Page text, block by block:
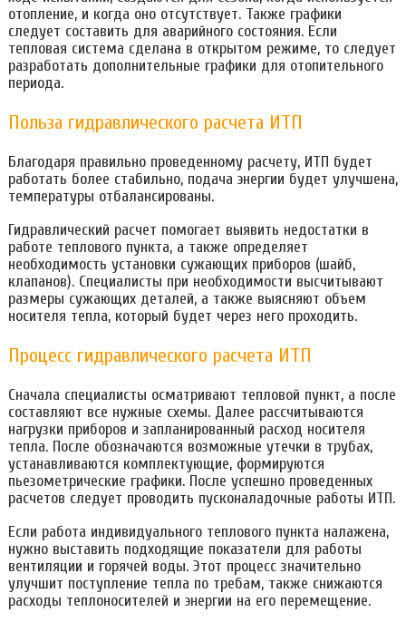
отопление, и когда оно отсутствует. Также графики
следует составить для аварийного состояния. Если
тепловая система сделана в открытом режиме, то следует
разработать дополнительные графики для отопительного
периода.
Польза гидравлического расчета ИТП
Благодаря правильно проведенному расчету, ИТП будет
работать более стабильно, подача энергии будет улучшена,
температуры отбалансированы.
Гидравлический расчет помогает выявить недостатки в
работе теплового пункта, а также определяет
необходимость установки сужающих приборов (шайб,
клапанов). Специалисты при необходимости высчитывают
размеры сужающих деталей, а также выясняют объем
носителя тепла, который будет через него проходить.
Процесс гидравлического расчета ИТП
Сначала специалисты осматривают тепловой пункт, а после
составляют все нужные схемы. Далее рассчитываются
нагрузки приборов и запланированный расход носителя
тепла. После обозначаются возможные утечки в трубах,
устанавливаются комплектующие, формируются
пьезометрические графики. После успешно проведенных
расчетов следует проводить пусконаладочные работы ИТП.
Если работа индивидуального теплового пункта налажена,
нужно выставить подходящие показатели для работы
вентиляции и горячей воды. Этот процесс значительно
улучшит поступление тепла по требам, также снижаются
расходы теплоносителей и энергии на его перемещение.